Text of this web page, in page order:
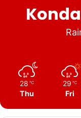
28 ℃
Thu
29 ℃
Fri